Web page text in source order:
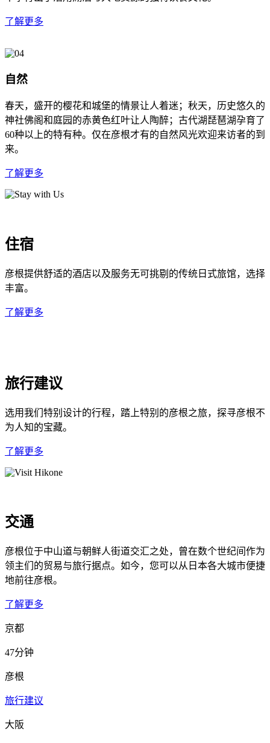
了解更多
自然
春天，盛开的樱花和城堡的情景让人着迷；秋天，历史悠久的
神社佛阁和庭园的赤黄色红叶让人陶醉；古代湖琵琶湖孕育了
60种以上的特有种。仅在彦根才有的自然风光欢迎来访者的到
来。
了解更多
住宿
彦根提供舒适的酒店以及服务无可挑剔的传统日式旅馆，选择
丰富。
了解更多
旅行建议
选用我们特别设计的行程，踏上特别的彦根之旅，探寻彦根不
为人知的宝藏。
了解更多
交通
彦根位于中山道与朝鲜人街道交汇之处，曾在数个世纪间作为
领主们的贸易与旅行据点。如今，您可以从日本各大城市便捷
地前往彦根。
了解更多
京都
47分钟
彦根
旅行建议
大阪